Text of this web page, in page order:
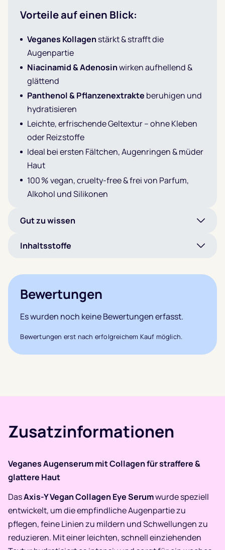
Vorteile auf einen Blick:
Veganes Kollagen stärkt & strafft die
Augenpartie
Niacinamid & Adenosinwirken aufhellend &
glättend
Panthenol & Pflanzenextrakte beruhigen und
hydratisieren
Leichte, erfrischende Geltextur – ohne Kleben
oder Reizstoffe
Ideal bei ersten Fältchen, Augenringen & müder
Haut
100 % vegan, cruelty-free & frei von Parfum,
Alkohol und Silikonen
Gut zu wissen
Inhaltsstoffe
Bewertungen
Es wurden noch keine Bewertungen erfasst.
Bewertungen erst nach erfolgreichem Kauf möglich.
Zusatzinformationen
Veganes Augenserum mit Collagen für straffere &
glattere Haut
DasAxis-Y Vegan Collagen Eye Serumwurde speziell
entwickelt, um die empfindliche Augenpartie zu
pflegen, feine Linien zu mildern und Schwellungen zu
reduzieren. Mit einer leichten, schnell einziehenden